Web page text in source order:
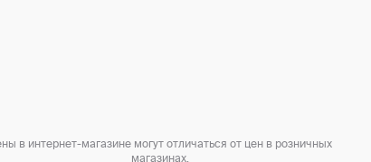
в интернет-магазине могут отличаться от цен в розничных
магазинах.